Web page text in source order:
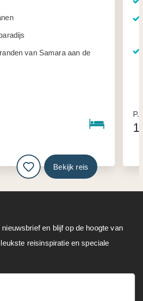
van Samara aan de
Bekijk reis
en blijf op de hoogte van
reisinspiratie en speciale